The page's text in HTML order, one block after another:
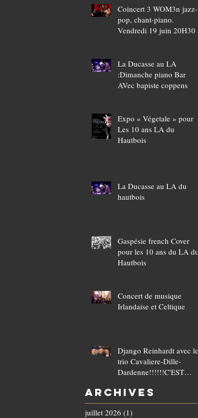
Coincert 3 WOM3n jazz-
pop, chant-piano.
Vendredi 19 juin 20H30
La Ducasse au LA
:Dimanche piano Bar
AVec bapiste coppens
Expo « Végetale » pour
Les 10 ans LA du
Hautbois
La Ducasse au LA du
hautbois
Gaspésie french Cover
pour les 10 ans du LA du
Hautbois
Concert de musique
Irlandaise et Celtique
Django Reinhardt avec le
trio Cavaliere-Dille-
Dardenne!!!!!!C'EST
Archives
juillet 2026 (1)